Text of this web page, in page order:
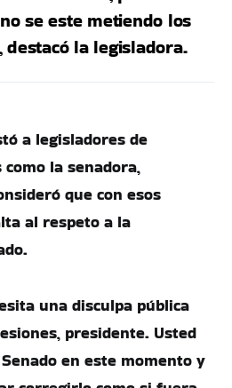
se este metiendo los
destacó la legisladora.
a legisladores de
la senadora,
que con esos
al respeto a la
una disculpa pública
presidente. Usted
en este momento y